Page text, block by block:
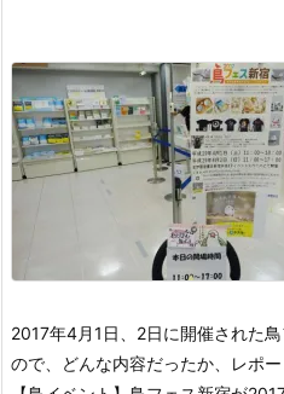
2017年4月1日、2日に開催された
ので、どんな内容だったか、レポ